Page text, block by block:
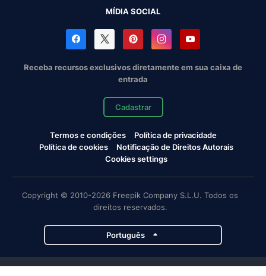
MÍDIA SOCIAL
Receba recursos exclusivos diretamente em sua caixa de
entrada
Cadastrar
Termos e condições
Política de privacidade
Política de cookies
Notificação de Direitos Autorais
Cookies settings
Copyright © 2010-2026 Freepik Company S.L.U. Todos os
direitos reservados.
Português